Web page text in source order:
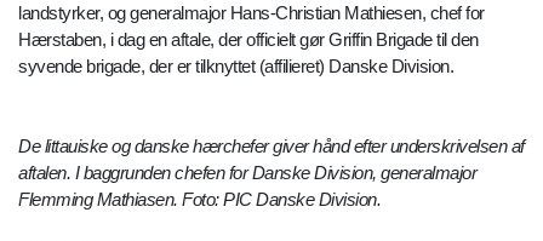
landstyrker, og generalmajor Hans-Christian Mathiesen, chef for
Hærstaben, i dag en aftale, der officielt gør Griffin Brigade til den
syvende brigade, der er tilknyttet (affilieret) Danske Division.
De littauiske og danske hærchefer giver hånd efter underskrivelsen af
aftalen. I baggrunden chefen for Danske Division, generalmajor
Flemming Mathiasen. Foto: PIC Danske Division.